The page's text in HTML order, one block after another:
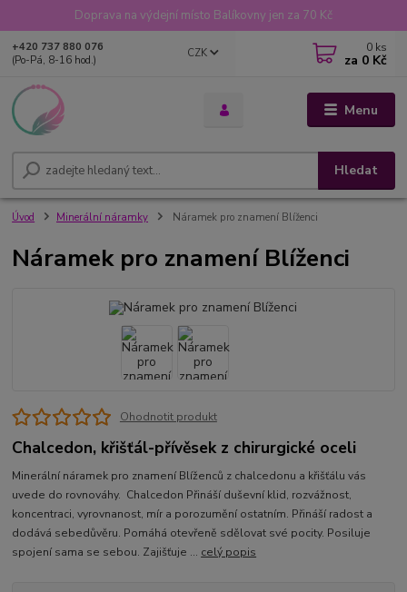
Doprava na výdejní místo Balíkovny jen za 70 Kč
Menu
CZK
Hledat
+420 737 880 076
(Po-Pá, 8-16 hod.)
0 ks
za 0 Kč
Úvod Minerální náramky Náramek pro znamení Blíženci
Náramek pro znamení Blíženci
Ohodnotit produkt
Chalcedon, křišťál-přívěsek z chirurgické oceli
Minerální náramek pro znamení Blíženců z chalcedonu a křišťálu vás
uvede do rovnováhy. Chalcedon Přináší duševní klid, rozvážnost,
koncentraci, vyrovnanost, mír a porozumění ostatním. Přináší radost a
dodává sebedůvěru. Pomáhá otevřeně sdělovat své pocity. Posiluje
spojení sama se sebou. Zajišťuje ... celý popis